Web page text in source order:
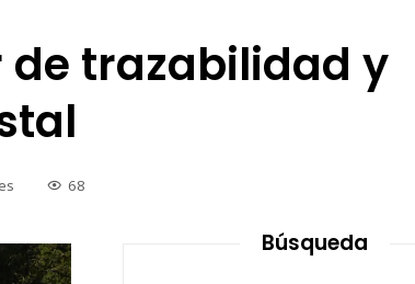
de trazabilidad y
68
Búsqueda